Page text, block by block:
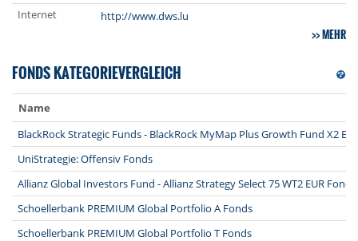
Internet
http://www.dws.lu
MEHR
FONDS KATEGORIEVERGLEICH
Name
BlackRock Strategic Funds - BlackRock MyMap Plus Growth Fund X2
UniStrategie: Offensiv Fonds
Allianz Global Investors Fund - Allianz Strategy Select 75 WT2 EUR Fonds
Schoellerbank PREMIUM Global Portfolio A Fonds
Schoellerbank PREMIUM Global Portfolio T Fonds